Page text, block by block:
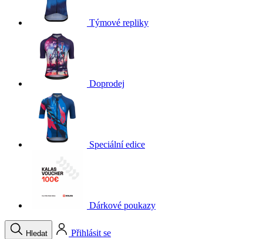
Týmové repliky
Doprodej
Speciální edice
Dárkové poukazy
Hledat
Přihlásit se